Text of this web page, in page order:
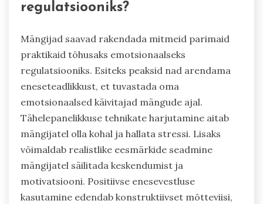
regulatsiooniks?
Mängijad saavad rakendada mitmeid parimaid
praktikaid tõhusaks emotsionaalseks
regulatsiooniks. Esiteks peaksid nad arendama
eneseteadlikkust, et tuvastada oma
emotsionaalsed käivitajad mängude ajal.
Tähelepanelikkuse tehnikate harjutamine aitab
mängijatel olla kohal ja hallata stressi. Lisaks
võimaldab realistlike eesmärkide seadmine
mängijatel säilitada keskendumist ja
motivatsiooni. Positiivse enesevestluse
kasutamine edendab konstruktiivset mõtteviisi,